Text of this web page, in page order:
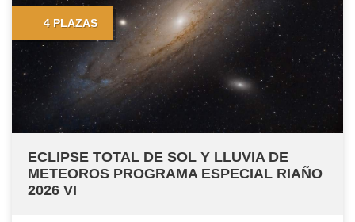
4 PLAZAS
ECLIPSE TOTAL DE SOL Y LLUVIA DE
METEOROS PROGRAMA ESPECIAL RIAÑO
2026 VI